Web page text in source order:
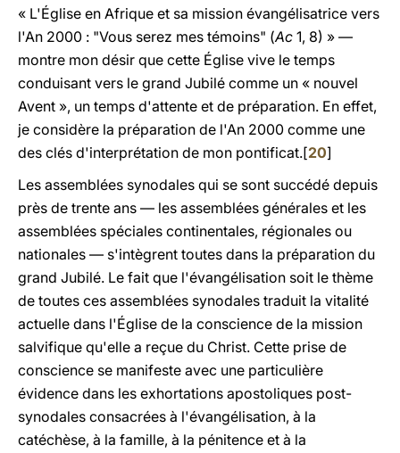
« L'Église en Afrique et sa mission évangélisatrice vers
l'An 2000 : "Vous serez mes témoins" (Ac 1, 8) » —
montre mon désir que cette Église vive le temps
conduisant vers le grand Jubilé comme un « nouvel
Avent », un temps d'attente et de préparation. En effet,
je considère la préparation de l'An 2000 comme une
des clés d'interprétation de mon pontificat.[20]
Les assemblées synodales qui se sont succédé depuis
près de trente ans — les assemblées générales et les
assemblées spéciales continentales, régionales ou
nationales — s'intègrent toutes dans la préparation du
grand Jubilé. Le fait que l'évangélisation soit le thème
de toutes ces assemblées synodales traduit la vitalité
actuelle dans l'Église de la conscience de la mission
salvifique qu'elle a reçue du Christ. Cette prise de
conscience se manifeste avec une particulière
évidence dans les exhortations apostoliques post-
synodales consacrées à l'évangélisation, à la
catéchèse, à la famille, à la pénitence et à la